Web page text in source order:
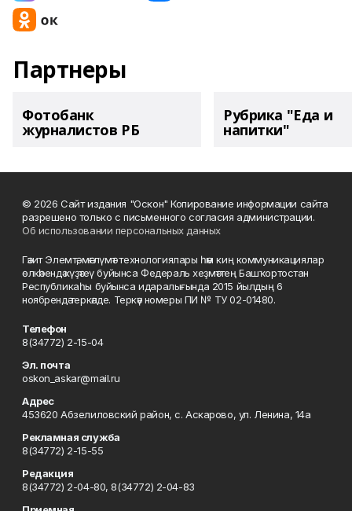
Партнеры
Фотобанк
журналистов РБ
Рубрика "Еда и
напитки"
© 2026 Сайт издания "Оскон" Копирование информации сайта
разрешено только с письменного согласия администрации.
Об использовании персональных данных
Гәзит Элемтә, мәғлүмәт технологиялары һәм киң коммуникациялар
өлкәһендә күҙәтеү буйынса Федераль хеҙмәттең Башҡортостан
Республикаһы буйынса идаралығында 2015 йылдың 6
ноябрендә теркәлде. Теркәү номеры ПИ № ТУ 02-01480.
Телефон
8(34772) 2-15-04
Эл. почта
oskon_askar@mail.ru
Адрес
453620 Абзелиловский район, с. Аскарово, ул. Ленина, 14а
Рекламная служба
8(34772) 2-15-55
Редакция
8(34772) 2-04-80, 8(34772) 2-04-83